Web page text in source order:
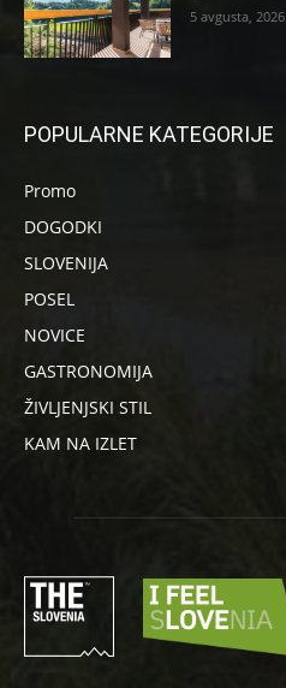
5 avgusta, 2026
POPULARNE KATEGORIJE
Promo
DOGODKI
SLOVENIJA
POSEL
NOVICE
GASTRONOMIJA
ŽIVLJENJSKI STIL
KAM NA IZLET